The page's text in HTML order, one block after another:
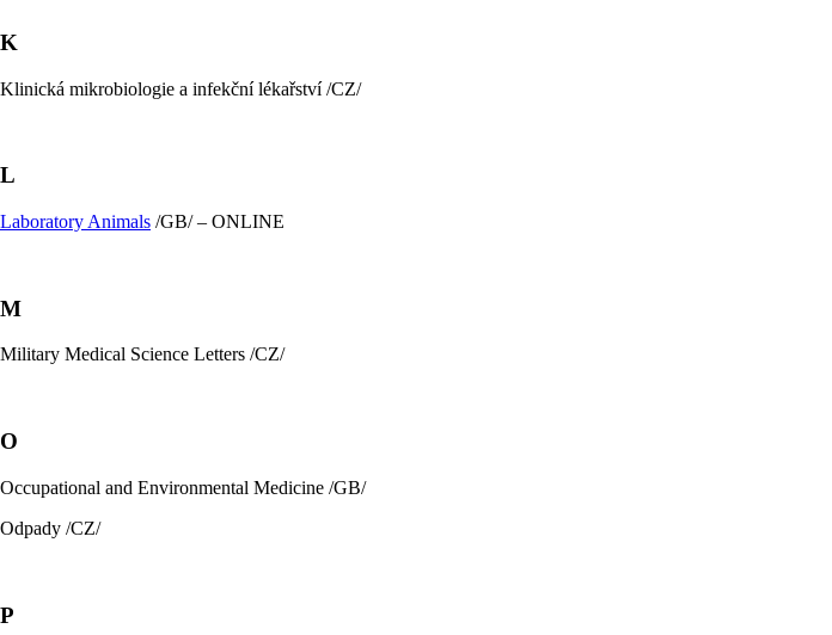
K
Klinická mikrobiologie a infekční lékařství /CZ/
L
Laboratory Animals /GB/ – ONLINE
M
Military Medical Science Letters /CZ/
O
Occupational and Environmental Medicine /GB/
Odpady /CZ/
P